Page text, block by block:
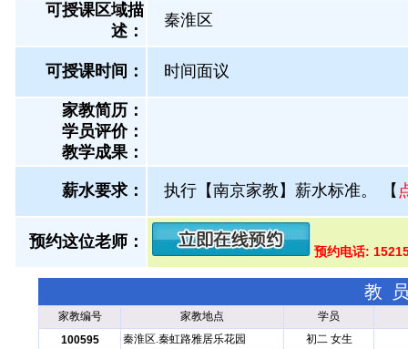
可授课区域描
述：
秦淮区
可授课时间： 时间面议
家教简历：
学员评价：
教学成果：
薪水要求： 执行【南京家教】薪水标准。 【
预约这位老师：
预约电话:
教
家教编号 家教地点
学员
100595
秦淮区.秦虹路雅居乐花园 初二 女生